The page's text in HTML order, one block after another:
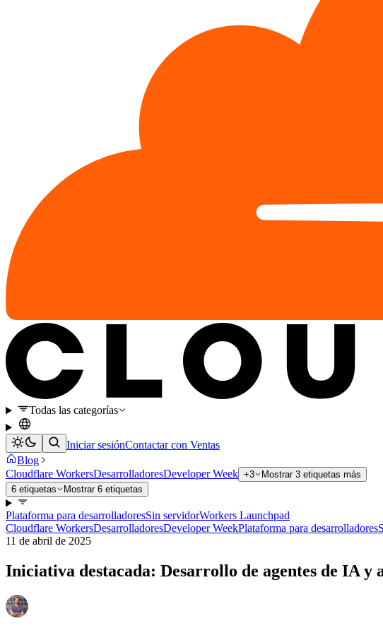
Todas las categorías
Iniciar sesiónContactar con Ventas
Blog
Cloudflare WorkersDesarrolladoresDeveloper Week +3
Mostrar 3 etiquetas más
6 etiquetas
Mostrar 6 etiquetas
Plataforma para desarrolladoresSin servidorWorkers Launchpad
Cloudflare WorkersDesarrolladoresDeveloper WeekPlataforma para desarrolladores
11 de abril de 2025
Iniciativa destacada: Desarrollo de agentes de IA y